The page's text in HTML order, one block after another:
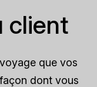
client
que vos
dont vous